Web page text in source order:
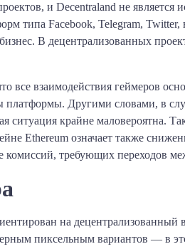
и Decentraland не является
типа Facebook, Telegram,
В децентрализованных
все взаимодействия геймеров
платформы. Другими словами, в
крайне маловероятна.
Ethereum означает также
комиссий, требующих переходов
на
пиксельным вариантов — в